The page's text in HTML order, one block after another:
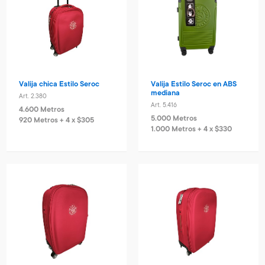
Valija chica Estilo Seroc
Art. 2.380
4.600 Metros
920 Metros + 4 x $305
Valija Estilo Seroc en ABS
mediana
Art. 5.416
5.000 Metros
1.000 Metros + 4 x $330